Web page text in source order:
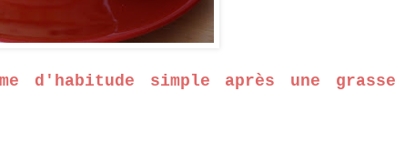
d'habitude simple après une grasse